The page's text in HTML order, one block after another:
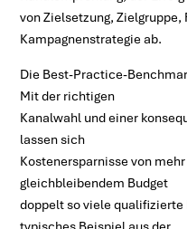
von Zielsetzung,
Kampagnenstrategie ab.
Die Best-Practice-
Mit der richtigen
Kanalwahl und einer
lassen sich
Kostenersparnisse von
gleichbleibendem Budget
doppelt so viele qualifizierte